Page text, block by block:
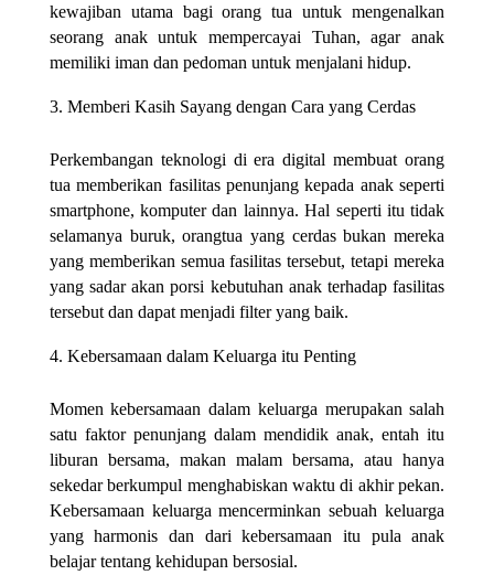
kewajiban utama bagi orang tua untuk mengenalkan
seorang anak untuk mempercayai Tuhan, agar anak
memiliki iman dan pedoman untuk menjalani hidup.
Memberi Kasih Sayang dengan Cara yang Cerdas
Perkembangan teknologi di era digital membuat orang
tua memberikan fasilitas penunjang kepada anak seperti
smartphone, komputer dan lainnya. Hal seperti itu tidak
selamanya buruk, orangtua yang cerdas bukan mereka
yang memberikan semua fasilitas tersebut, tetapi mereka
yang sadar akan porsi kebutuhan anak terhadap fasilitas
tersebut dan dapat menjadi filter yang baik.
Kebersamaan dalam Keluarga itu Penting
Momen kebersamaan dalam keluarga merupakan salah
satu faktor penunjang dalam mendidik anak, entah itu
liburan bersama, makan malam bersama, atau hanya
sekedar berkumpul menghabiskan waktu di akhir pekan.
Kebersamaan keluarga mencerminkan sebuah keluarga
yang harmonis dan dari kebersamaan itu pula anak
belajar tentang kehidupan bersosial.